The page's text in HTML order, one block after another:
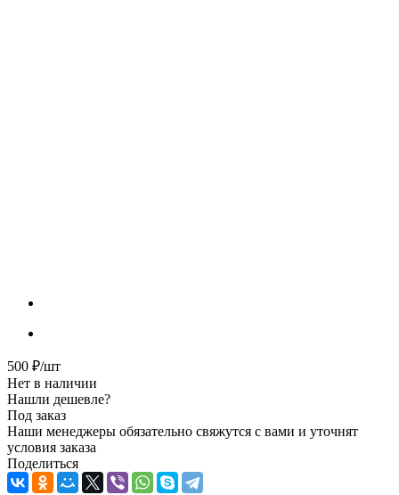
500 ₽/шт
Нет в наличии
Нашли дешевле?
Под заказ
Наши менеджеры обязательно свяжутся с вами и уточнят
условия заказа
Поделиться